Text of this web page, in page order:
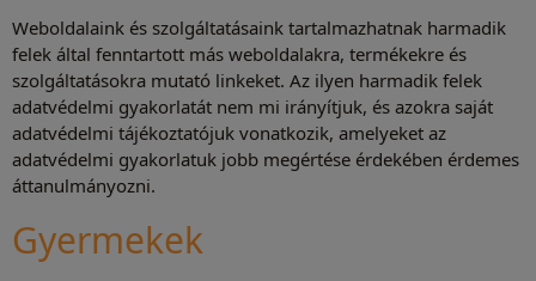
Weboldalaink és szolgáltatásaink tartalmazhatnak harmadik
felek által fenntartott más weboldalakra, termékekre és
szolgáltatásokra mutató linkeket. Az ilyen harmadik felek
adatvédelmi gyakorlatát nem mi irányítjuk, és azokra saját
adatvédelmi tájékoztatójuk vonatkozik, amelyeket az
adatvédelmi gyakorlatuk jobb megértése érdekében érdemes
áttanulmányozni.
Gyermekek